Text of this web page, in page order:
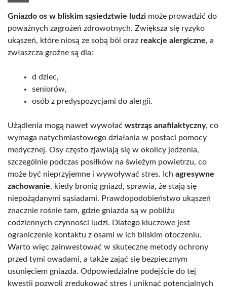
Gniazdo os w bliskim sąsiedztwie ludzi może prowadzić do
poważnych zagrożeń zdrowotnych. Zwiększa się ryzyko
ukąszeń, które niosą ze sobą ból oraz reakcje alergiczne, a
zwłaszcza groźne są dla:
d dziec,
seniorów,
osób z predyspozycjami do alergii.
Użądlenia mogą nawet wywołać wstrząs anafilaktyczny, co
wymaga natychmiastowego działania w postaci pomocy
medycznej. Osy często zjawiają się w okolicy jedzenia,
szczególnie podczas posiłków na świeżym powietrzu, co
może być nieprzyjemne i wywoływać stres. Ich agresywne
zachowanie, kiedy bronią gniazd, sprawia, że stają się
niepożądanymi sąsiadami. Prawdopodobieństwo ukąszeń
znacznie rośnie tam, gdzie gniazda są w pobliżu
codziennych czynności ludzi. Dlatego kluczowe jest
ograniczenie kontaktu z osami w ich bliskim otoczeniu.
Warto więc zainwestować w skuteczne metody ochrony
przed tymi owadami, a także zająć się bezpiecznym
usunięciem gniazda. Odpowiedzialne podejście do tej
kwestii pozwoli zredukować stres i uniknąć potencjalnych